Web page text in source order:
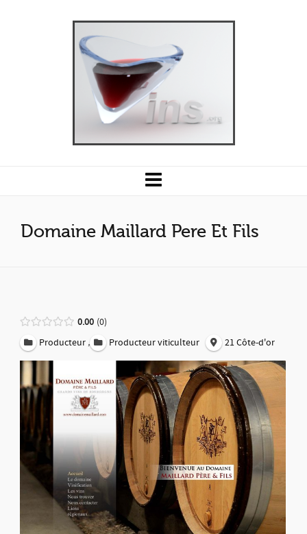
Domaine Maillard Pere Et Fils
0.00 0
Producteur , Producteur viticulteur 21 Côte-d'or